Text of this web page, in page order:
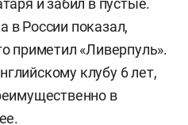
и забил в пустые.
в России показал,
приметил «Ливерпуль».
клубу 6 лет,
в